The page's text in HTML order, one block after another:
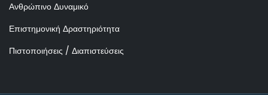
Ανθρώπινο Δυναμικό
Επιστημονική Δραστηριότητα
Πιστοποιήσεις / Διαπιστεύσεις